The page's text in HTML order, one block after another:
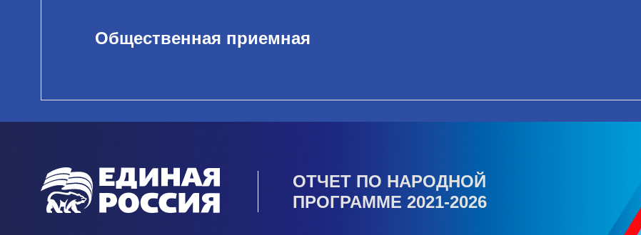
Общественная приемная
ОТЧЕТ ПО НАРОДНОЙ
ПРОГРАММЕ 2021-2026